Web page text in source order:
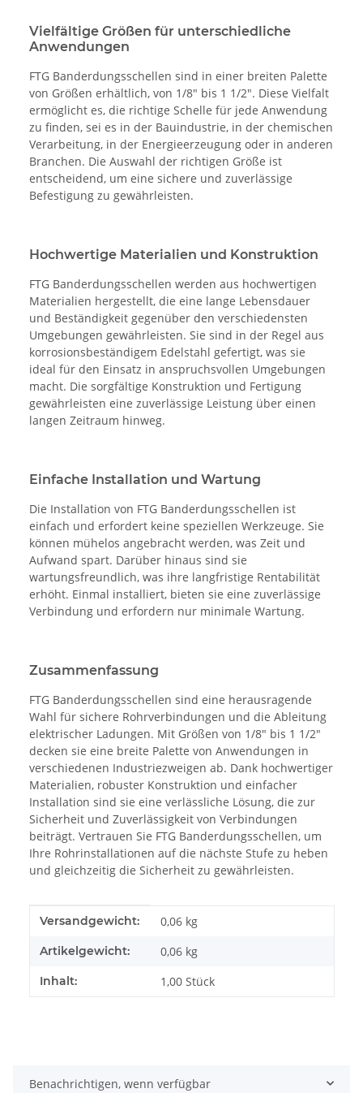
Vielfältige Größen für unterschiedliche
Anwendungen
FTG Banderdungsschellen sind in einer breiten Palette
von Größen erhältlich, von 1/8" bis 1 1/2". Diese Vielfalt
ermöglicht es, die richtige Schelle für jede Anwendung
zu finden, sei es in der Bauindustrie, in der chemischen
Verarbeitung, in der Energieerzeugung oder in anderen
Branchen. Die Auswahl der richtigen Größe ist
entscheidend, um eine sichere und zuverlässige
Befestigung zu gewährleisten.
Hochwertige Materialien und Konstruktion
FTG Banderdungsschellen werden aus hochwertigen
Materialien hergestellt, die eine lange Lebensdauer
und Beständigkeit gegenüber den verschiedensten
Umgebungen gewährleisten. Sie sind in der Regel aus
korrosionsbeständigem Edelstahl gefertigt, was sie
ideal für den Einsatz in anspruchsvollen Umgebungen
macht. Die sorgfältige Konstruktion und Fertigung
gewährleisten eine zuverlässige Leistung über einen
langen Zeitraum hinweg.
Einfache Installation und Wartung
Die Installation von FTG Banderdungsschellen ist
einfach und erfordert keine speziellen Werkzeuge. Sie
können mühelos angebracht werden, was Zeit und
Aufwand spart. Darüber hinaus sind sie
wartungsfreundlich, was ihre langfristige Rentabilität
erhöht. Einmal installiert, bieten sie eine zuverlässige
Verbindung und erfordern nur minimale Wartung.
Zusammenfassung
FTG Banderdungsschellen sind eine herausragende
Wahl für sichere Rohrverbindungen und die Ableitung
elektrischer Ladungen. Mit Größen von 1/8" bis 1 1/2"
decken sie eine breite Palette von Anwendungen in
verschiedenen Industriezweigen ab. Dank hochwertiger
Materialien, robuster Konstruktion und einfacher
Installation sind sie eine verlässliche Lösung, die zur
Sicherheit und Zuverlässigkeit von Verbindungen
beiträgt. Vertrauen Sie FTG Banderdungsschellen, um
Ihre Rohrinstallationen auf die nächste Stufe zu heben
und gleichzeitig die Sicherheit zu gewährleisten.
Produkteigenschaft
Wert
Versandgewicht: 0,06 kg
Artikelgewicht: 0,06 kg
Inhalt: 1,00 Stück
Benachrichtigen, wenn verfügbar